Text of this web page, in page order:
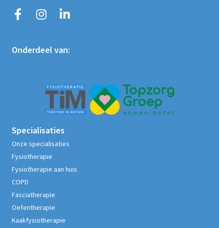
Onderdeel van:
Specialisaties
Onze specialisaties
Fysiotherapie
Fysiotherapie aan huis
COPD
Fasciatherapie
Oefentherapie
Kaakfysiotherapie